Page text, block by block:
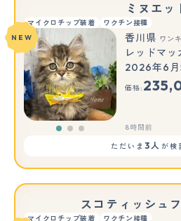
ミヌエッ
マイクロチップ装着 ワクチン接種
NEW 香川県 ワン
レッドマ
2026年6月
価格:
8時間前
ただいま3人 が検
スコティッシュ
マイクロチップ装着 ワクチン接種